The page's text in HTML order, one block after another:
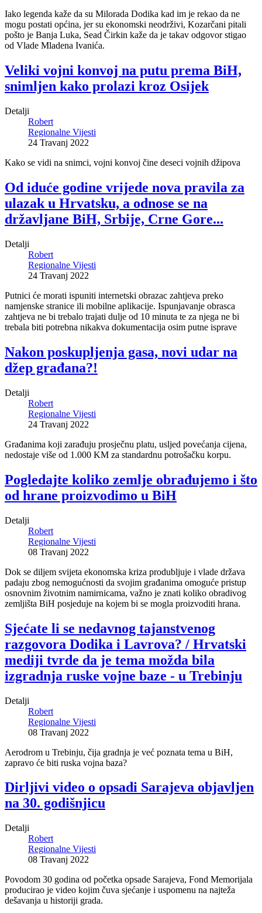
Iako legenda kaže da su Milorada Dodika kad im je rekao da ne
mogu postati općina, jer su ekonomski neodrživi, Kozarčani pitali
pošto je Banja Luka, Sead Čirkin kaže da je takav odgovor stigao
od Vlade Mladena Ivanića.
Veliki vojni konvoj na putu prema BiH,
snimljen kako prolazi kroz Osijek
Detalji
Robert
Regionalne Vijesti
24 Travanj 2022
Kako se vidi na snimci, vojni konvoj čine deseci vojnih džipova
Od iduće godine vrijede nova pravila za
ulazak u Hrvatsku, a odnose se na
državljane BiH, Srbije, Crne Gore...
Detalji
Robert
Regionalne Vijesti
24 Travanj 2022
Putnici će morati ispuniti internetski obrazac zahtjeva preko
namjenske stranice ili mobilne aplikacije. Ispunjavanje obrasca
zahtjeva ne bi trebalo trajati dulje od 10 minuta te za njega ne bi
trebala biti potrebna nikakva dokumentacija osim putne isprave
Nakon poskupljenja gasa, novi udar na
džep građana?!
Detalji
Robert
Regionalne Vijesti
24 Travanj 2022
Građanima koji zarađuju prosječnu platu, usljed povećanja cijena,
nedostaje više od 1.000 KM za standardnu potrošačku korpu.
Pogledajte koliko zemlje obrađujemo i što
od hrane proizvodimo u BiH
Detalji
Robert
Regionalne Vijesti
08 Travanj 2022
Dok se diljem svijeta ekonomska kriza produbljuje i vlade država
padaju zbog nemogućnosti da svojim građanima omoguće pristup
osnovnim životnim namirnicama, važno je znati koliko obradivog
zemljišta BiH posjeduje na kojem bi se mogla proizvoditi hrana.
Sjećate li se nedavnog tajanstvenog
razgovora Dodika i Lavrova? / Hrvatski
mediji tvrde da je tema možda bila
izgradnja ruske vojne baze - u Trebinju
Detalji
Robert
Regionalne Vijesti
08 Travanj 2022
Aerodrom u Trebinju, čija gradnja je već poznata tema u BiH,
zapravo će biti ruska vojna baza?
Dirljivi video o opsadi Sarajeva objavljen
na 30. godišnjicu
Detalji
Robert
Regionalne Vijesti
08 Travanj 2022
Povodom 30 godina od početka opsade Sarajeva, Fond Memorijala
producirao je video kojim čuva sjećanje i uspomenu na najteža
dešavanja u historiji grada.